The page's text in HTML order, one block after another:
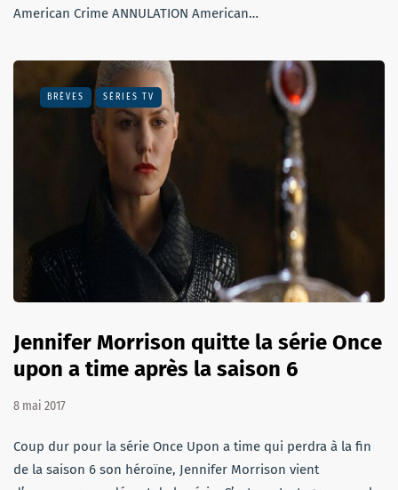
American Crime ANNULATION American…
BRÈVES SÉRIES TV
Jennifer Morrison quitte la série Once
upon a time après la saison 6
8 mai 2017
Coup dur pour la série Once Upon a time qui perdra à la fin
de la saison 6 son héroïne, Jennifer Morrison vient